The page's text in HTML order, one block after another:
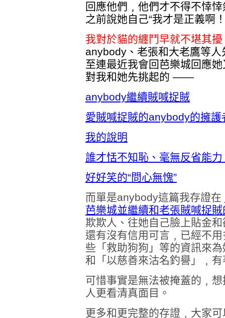
回應他們﹐他們才不得不悻
之前說她自己“我才是正義啊
我對於貓的纏鬥早就不堪其擾
anybody、老張和大老鷹等
至連最近我會回芭樂城回應
對我和她先挑起的 ——
anybody繼續賊喊捉賊
愛賊喊捉賊的anybody的擁護
我的說明
誰才恬不知恥、毫無反省能力
好好笑的“問心無愧”
而單是anybody這篇我存證在
芭樂城並繼續和老張賊喊捉
欺欺人、往她自己臉上貼金
還有沒有信用可言﹐已經不
些「救助狗狗」等的資訊來
和「以慈善來沽名釣譽」﹐
可惜事實是無法被掩蓋的﹐
人更看清真面目。
更多和更完整的存證﹐大家